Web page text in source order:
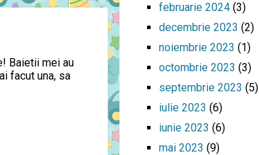
Baietii mei au
facut una, sa
februarie 2024 (3)
decembrie 2023 (2)
noiembrie 2023 (1)
octombrie 2023 (3)
septembrie 2023 (5)
iulie 2023 (6)
iunie 2023 (6)
mai 2023 (9)